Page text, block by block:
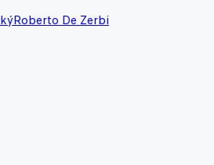
Roberto De Zerbi